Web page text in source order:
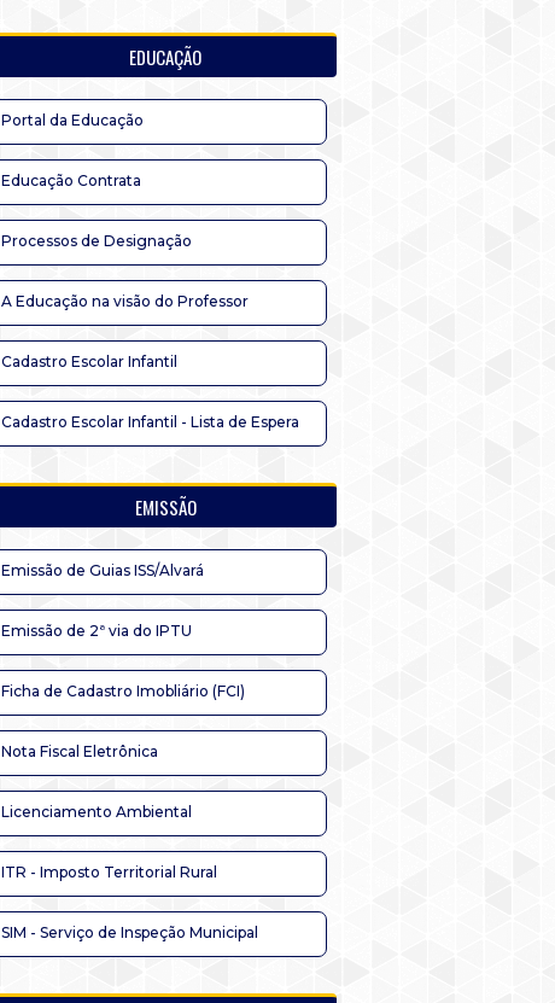
EDUCAÇÃO
Portal da Educação
Educação Contrata
Processos de Designação
A Educação na visão do Professor
Cadastro Escolar Infantil
Cadastro Escolar Infantil - Lista de Espera
EMISSÃO
Emissão de Guias ISS/Alvará
Emissão de 2ª via do IPTU
Ficha de Cadastro Imobliário (FCI)
Nota Fiscal Eletrônica
Licenciamento Ambiental
ITR - Imposto Territorial Rural
SIM - Serviço de Inspeção Municipal